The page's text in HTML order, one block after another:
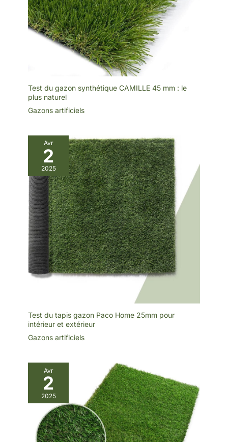
obtenir un rendu
optimal.
Test du gazon synthétique CAMILLE 45 mm : le
plus naturel
Gazons artificiels
Avr
2
2025
Test du tapis gazon Paco Home 25mm pour
intérieur et extérieur
Gazons artificiels
Avr
2
2025